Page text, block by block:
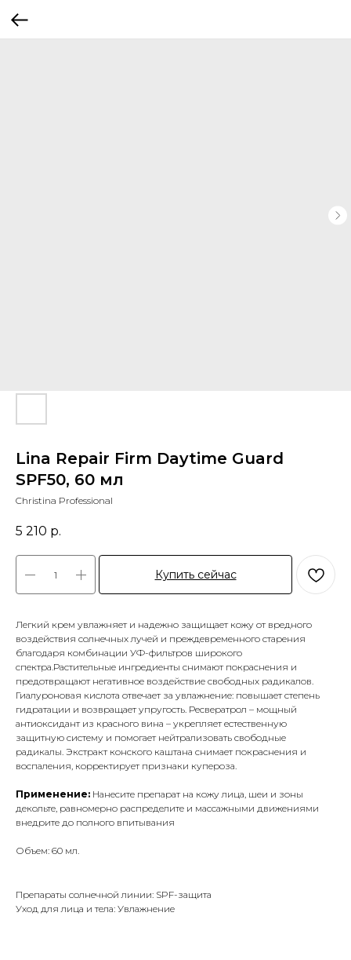
Lina Repair Firm Daytime Guard
SPF50, 60 мл
Christina Professional
5 210 р.
Купить сейчас
Легкий крем увлажняет и надежно защищает кожу от вредного
воздействия солнечных лучей и преждевременного старения
благодаря комбинации УФ-фильтров широкого
спектра.Растительные ингредиенты снимают покраснения и
предотвращают негативное воздействие свободных радикалов.
Гиалуроновая кислота отвечает за увлажнение: повышает степень
гидратации и возвращает упругость. Ресвератрол – мощный
антиоксидант из красного вина – укрепляет естественную
защитную систему и помогает нейтрализовать свободные
радикалы. Экстракт конского каштана снимает покраснения и
воспаления, корректирует признаки купероза.
Применение: Нанесите препарат на кожу лица, шеи и зоны
декольте, равномерно распределите и массажными движениями
внедрите до полного впитывания
Объем: 60 мл.
Препараты солнечной линии: SPF-защита
Уход для лица и тела: Увлажнение